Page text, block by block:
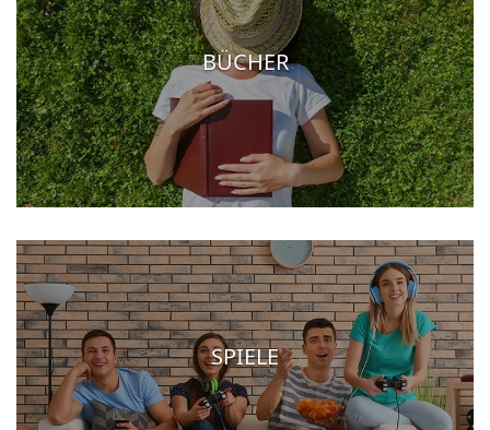
BÜCHER
SPIELE